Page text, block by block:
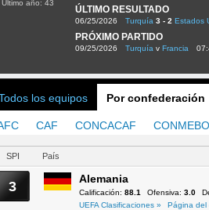
ÚLTIMO RESULTADO
06/25/2026 Turquía 3 - 2 Estados
PRÓXIMO PARTIDO
09/25/2026 Turquía v Francia
Último año: 43
los equipos Por confederación
CAF CONCACAF
SPI
País
3 Alemania
Calificación: 88.1 Ofensiva: 3.0
UEFA Clasificaciones »
Página del